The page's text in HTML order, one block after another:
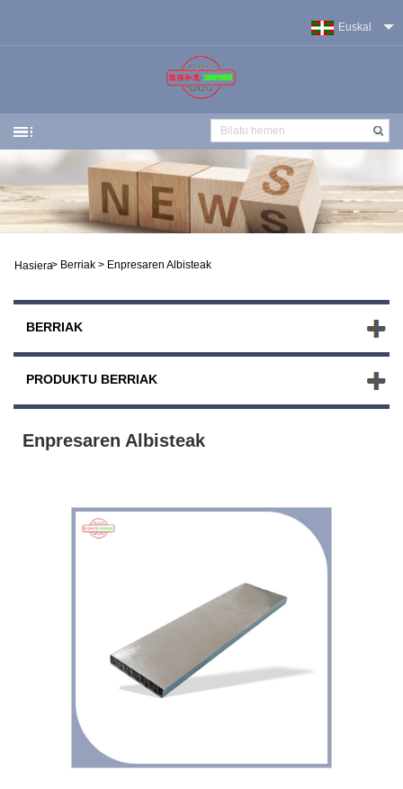
Euskal
Hasiera> Berriak > Enpresaren Albisteak
BERRIAK
PRODUKTU BERRIAK
Enpresaren Albisteak